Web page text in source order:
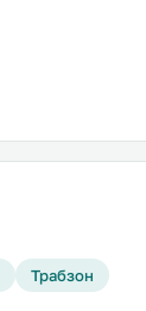
Трабзон